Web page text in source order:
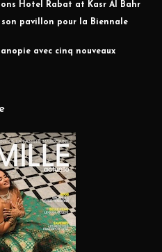
Hotel Rabat at Kasr Al Bahr
son pavillon pour la Biennale
avec cinq nouveaux